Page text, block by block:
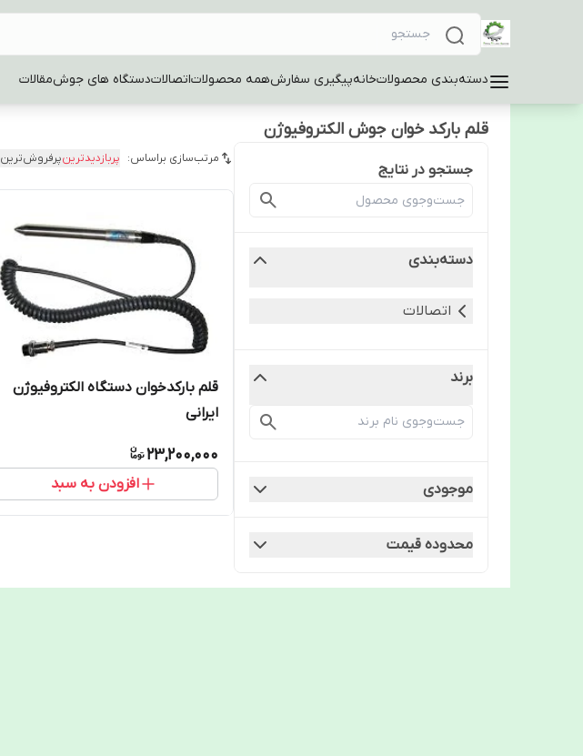
دسته‌بندی محصولاتخانهپیگیری سفارشهمه محصولاتاتصالاتدستگاه های جوشمقالات
قلم بارکد خوان جوش الکتروفیوژن
جستجو در نتایج
دسته‌بندی
اتصالات
برند
موجودی
محدوده قیمت
مرتب‌سازی براساس: پربازدیدترینپرفروش‌ترین
قلم بارکدخوان دستگاه الکتروفیوژن
ایرانی
23,200,000
افزودن به سبد